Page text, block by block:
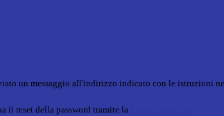
un messaggio all'indirizzo indicato con le istruzioni
il reset della password tramite la